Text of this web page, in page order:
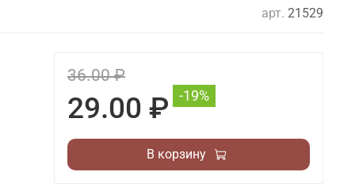
арт. 21529
36.00 ₽
29.00 ₽ -19%
В корзину